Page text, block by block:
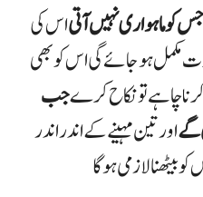
کو ماہواری نہیں آتیاس کی
مکمل ہو جائے گی اس کو بھی
چاہے تو نکاح کرےجب
گےاور تین مہینے کے اندر اندر
بیٹھنا لازمی ہوگا